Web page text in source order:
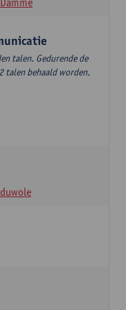
talen. Gedurende de
talen behaald worden.